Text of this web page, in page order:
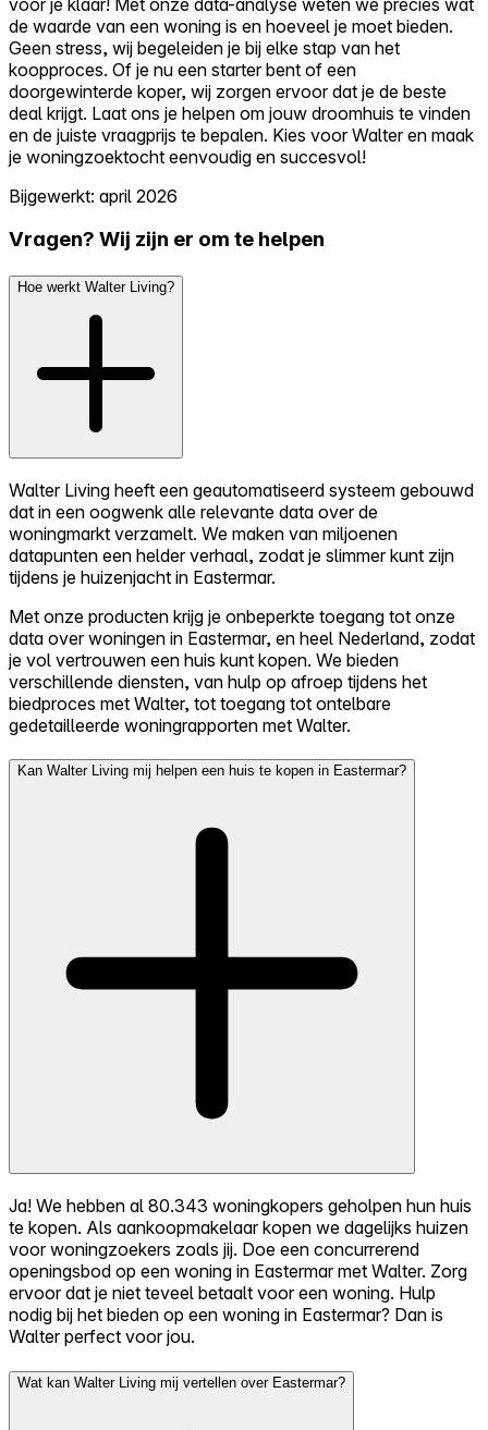
de waarde van een woning is en hoeveel je moet bieden.
Geen stress, wij begeleiden je bij elke stap van het
koopproces. Of je nu een starter bent of een
doorgewinterde koper, wij zorgen ervoor dat je de beste
deal krijgt. Laat ons je helpen om jouw droomhuis te vinden
en de juiste vraagprijs te bepalen. Kies voor Walter en maak
je woningzoektocht eenvoudig en succesvol!
Bijgewerkt: april 2026
Vragen? Wij zijn er om te helpen
Hoe werkt Walter Living?
Walter Living heeft een geautomatiseerd systeem gebouwd
dat in een oogwenk alle relevante data over de
woningmarkt verzamelt. We maken van miljoenen
datapunten een helder verhaal, zodat je slimmer kunt zijn
tijdens je huizenjacht in Eastermar.
Met onze producten krijg je onbeperkte toegang tot onze
data over woningen in Eastermar, en heel Nederland, zodat
je vol vertrouwen een huis kunt kopen. We bieden
verschillende diensten, van hulp op afroep tijdens het
biedproces met Walter, tot toegang tot ontelbare
gedetailleerde woningrapporten met Walter.
Kan Walter Living mij helpen een huis te kopen in Eastermar?
Ja! We hebben al 80.343 woningkopers geholpen hun huis
te kopen. Als aankoopmakelaar kopen we dagelijks huizen
voor woningzoekers zoals jij. Doe een concurrerend
openingsbod op een woning in Eastermar met Walter. Zorg
ervoor dat je niet teveel betaalt voor een woning. Hulp
nodig bij het bieden op een woning in Eastermar? Dan is
Walter perfect voor jou.
Wat kan Walter Living mij vertellen over Eastermar?